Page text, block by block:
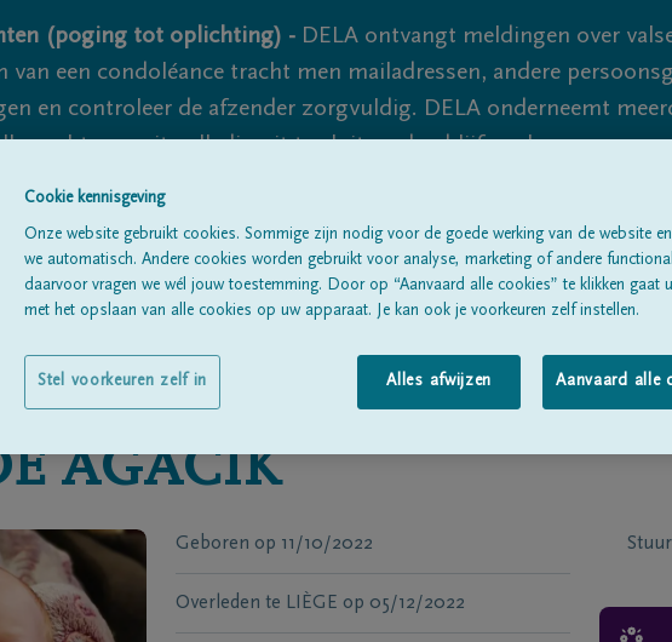
(poging tot oplichting) - DELA ontvangt meldingen over
een condoléance tracht men mailadressen, andere
en controleer de afzender zorgvuldig. DELA onderneemt
echter nooit volledig uit te sluiten, dus blijf waakzaam.
Alle rouwberichten Over ons
AGACIK
Geboren op 11/10/2022
Overleden te LIÈGE op 05/12/2022
Cookie kennisgeving
Onze website gebruikt cookies. Sommige zijn nodig voor de goede werking van de website
we automatisch. Andere cookies worden gebruikt voor analyse, marketing of andere
daarvoor vragen we wél jouw toestemming. Door op “Aanvaard alle cookies” te klikken gaat
met het opslaan van alle cookies op uw apparaat. Je kan ook je voorkeuren zelf instellen.
Alles afwijzen Aanvaard alle
Stel voorkeuren zelf in